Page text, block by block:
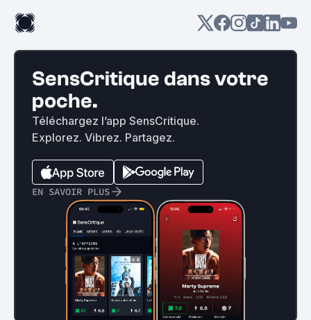
SensCritique dans votre
poche.
Téléchargez l’app SensCritique.
Explorez. Vibrez. Partagez.
EN SAVOIR PLUS